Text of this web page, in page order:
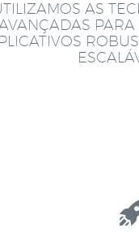
AS
PARA